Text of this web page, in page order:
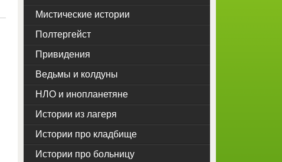
Мистические истории
Полтергейст
Привидения
Ведьмы и колдуны
НЛО и инопланетяне
Истории из лагеря
Истории про кладбище
Истории про больницу